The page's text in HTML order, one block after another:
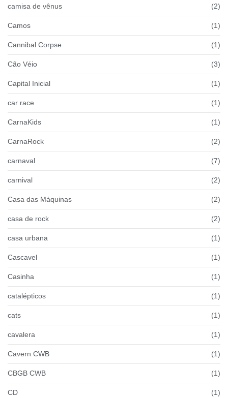
camisa de vênus (2)
Camos (1)
Cannibal Corpse (1)
Cão Véio (3)
Capital Inicial (1)
car race (1)
CarnaKids (1)
CarnaRock (2)
carnaval (7)
carnival (2)
Casa das Máquinas (2)
casa de rock (2)
casa urbana (1)
Cascavel (1)
Casinha (1)
catalépticos (1)
cats (1)
cavalera (1)
Cavern CWB (1)
CBGB CWB (1)
CD (1)